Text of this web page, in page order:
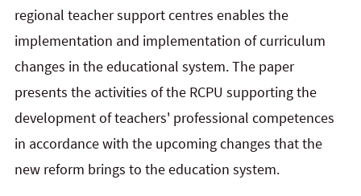
regional teacher support centres enables the
implementation and implementation of curriculum
changes in the educational system. The paper
presents the activities of the RCPU supporting the
development of teachers' professional competences
in accordance with the upcoming changes that the
new reform brings to the education system.